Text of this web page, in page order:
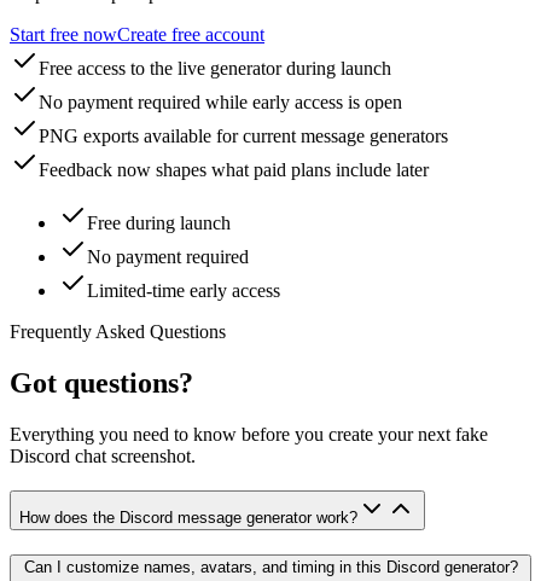
Start free nowCreate free account
Free access to the live generator during launch
No payment required while early access is open
PNG exports available for current message generators
Feedback now shapes what paid plans include later
Free during launch
No payment required
Limited-time early access
Frequently Asked Questions
Got questions?
Everything you need to know before you create your next fake
Discord chat screenshot.
How does the Discord message generator work?
Can I customize names, avatars, and timing in this Discord generator?